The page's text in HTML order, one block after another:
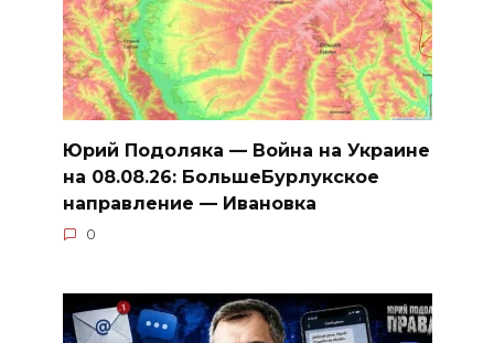
Юрий Подоляка — Война на Украине
на 08.08.26: БольшеБурлукское
направление — Ивановка
0